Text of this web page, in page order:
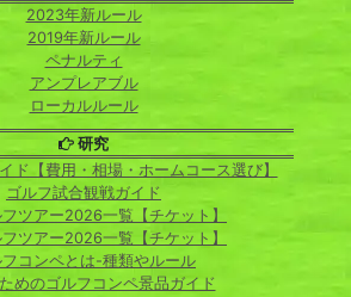
2023年新ルール
2019年新ルール
ペナルティ
アンプレアブル
ローカルルール
研究
ド【費用・相場・ホームコース選び】
ゴルフ試合観戦ガイド
ツアー2026一覧【チケット】
ツアー2026一覧【チケット】
フコンペとは-種類やルール
めのゴルフコンペ景品ガイド